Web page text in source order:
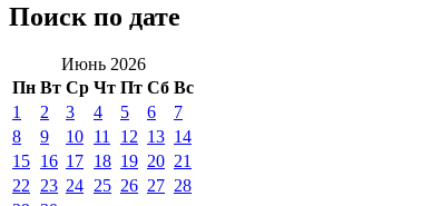
Поиск по дате
Июнь 2026
Пн Вт Ср Чт Пт Сб Вс
1
2 3 4 5 6
7
8
9 10 11 12 13 14
15 16 17 18 19 20 21
22
23 24 25 26 27 28